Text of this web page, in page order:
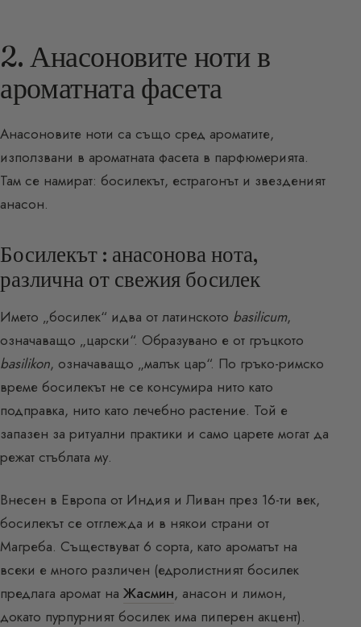
2. Анасоновите ноти в
ароматната фасета
Анасоновите ноти са също сред ароматите,
използвани в ароматната фасета в парфюмерията.
Там се намират: босилекът, естрагонът и звезденият
анасон.
Босилекът : анасонова нота,
различна от свежия босилек
Името „босилек“ идва от латинското basilicum,
означаващо „царски“. Образувано е от гръцкото
basilikon, означаващо „малък цар“. По гръко-римско
време босилекът не се консумира нито като
подправка, нито като лечебно растение. Той е
запазен за ритуални практики и само царете могат да
режат стъблата му.
Внесен в Европа от Индия и Ливан през 16-ти век,
босилекът се отглежда и в някои страни от
Магреба. Съществуват 6 сорта, като ароматът на
всеки е много различен (едролистният босилек
предлага аромат на Жасмин, анасон и лимон,
докато пурпурният босилек има пиперен акцент).